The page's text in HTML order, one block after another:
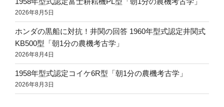
2026年8月5日
ホンダの黒船に対抗！井関の回答 1960年型式認定井関式
KB500型「朝1分の農機考古学」
2026年8月4日
1958年型式認定コイケ6R型「朝1分の農機考古学」
2026年8月3日